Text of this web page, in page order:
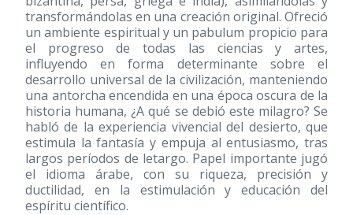
transformándolas en una creación original. Ofreció
un ambiente espiritual y un pabulum propicio para
el progreso de todas las ciencias y artes,
influyendo en forma determinante sobre el
desarrollo universal de la civilización, manteniendo
una antorcha encendida en una época oscura de la
historia humana, ¿A qué se debió este milagro? Se
habló de la experiencia vivencial del desierto, que
estimula la fantasía y empuja al entusiasmo, tras
largos períodos de letargo. Papel importante jugó
el idioma árabe, con su riqueza, precisión y
ductilidad, en la estimulación y educación del
espíritu científico.